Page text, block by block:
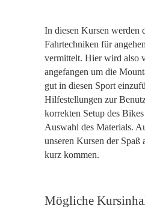
In diesen Kursen werden
Fahrtechniken für
vermittelt. Hier wird also
angefangen um die
gut in diesen Sport
Hilfestellungen zur
korrekten Setup des
Auswahl des Materials.
unseren Kursen der Spaß
kurz kommen.
Mögliche